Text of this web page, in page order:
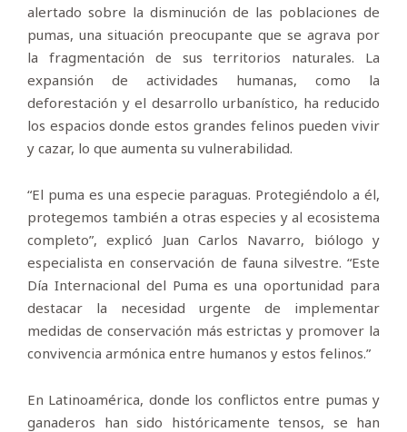
alertado sobre la disminución de las poblaciones de
pumas, una situación preocupante que se agrava por
la fragmentación de sus territorios naturales. La
expansión de actividades humanas, como la
deforestación y el desarrollo urbanístico, ha reducido
los espacios donde estos grandes felinos pueden vivir
y cazar, lo que aumenta su vulnerabilidad.
“El puma es una especie paraguas. Protegiéndolo a él,
protegemos también a otras especies y al ecosistema
completo”, explicó Juan Carlos Navarro, biólogo y
especialista en conservación de fauna silvestre. “Este
Día Internacional del Puma es una oportunidad para
destacar la necesidad urgente de implementar
medidas de conservación más estrictas y promover la
convivencia armónica entre humanos y estos felinos.”
En Latinoamérica, donde los conflictos entre pumas y
ganaderos han sido históricamente tensos, se han